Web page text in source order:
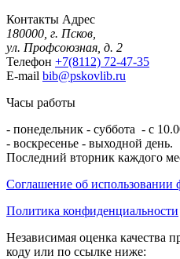
Контакты Адрес
180000, г. Псков,
ул. Профсоюзная, д. 2
Телефон +7(8112) 72-47-35
E-mail bib@pskovlib.ru
Часы работы
- понедельник - суббота - с
- воскресенье - выходной день.
Последний вторник каждого
Соглашение об использовании
Политика конфиденциальности
Независимая оценка качества
коду или по ссылке ниже: